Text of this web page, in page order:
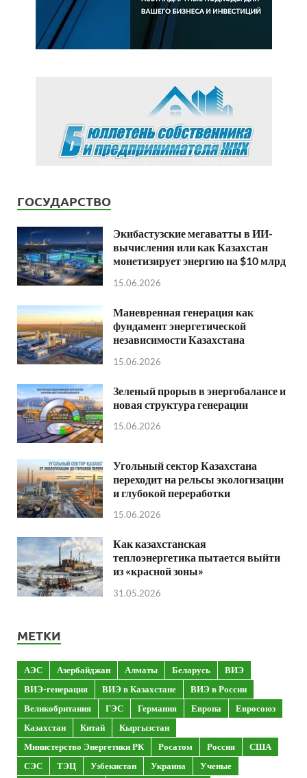
ГОСУДАРСТВО
Экибастузские мегаватты в ИИ-
вычисления или как Казахстан
монетизирует энергию на $10 млрд
15.06.2026
Маневренная генерация как
фундамент энергетической
независимости Казахстана
15.06.2026
Зеленый прорыв в энергобалансе и
новая структура генерации
15.06.2026
Угольный сектор Казахстана
переходит на рельсы экологизации
и глубокой переработки
15.06.2026
Как казахстанская
теплоэнергетика пытается выйти
из «красной зоны»
31.05.2026
МЕТКИ
АЭС Азербайджан Алматы Беларусь
ВИЭ
ВИЭ-генерация
ВИЭ в Казахстане
ВИЭ в России
Великобритания
ГЭС Германия Европа
Евросоюз
Казахстан
Китай
Кыргызстан
Министерство Энергетики РК
Росатом Россия
США
СЭС
ТЭЦ Узбекистан Украина
Ученые